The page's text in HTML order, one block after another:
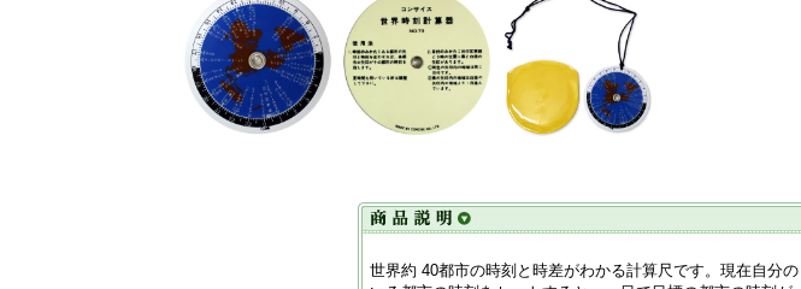
世界約 40都市の時刻と時差がわかる計算尺です。現在自分の